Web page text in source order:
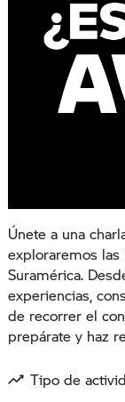
Únete a una
exploraremos
Suramérica.
experiencias,
de recorrer el
prepárate y haz
Tipo de